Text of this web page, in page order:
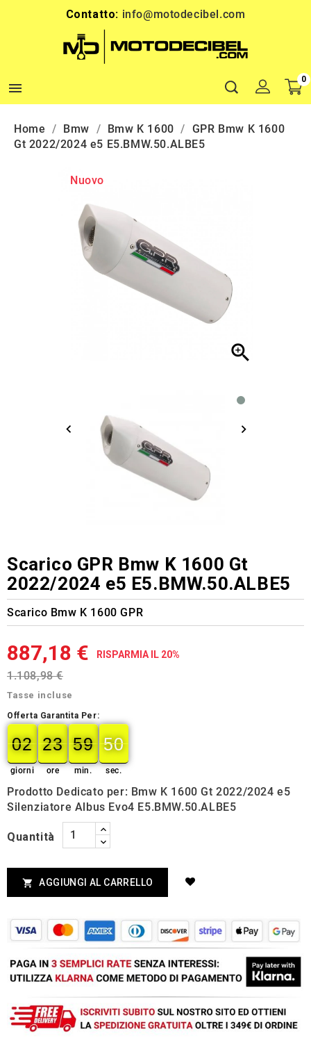
Contatto: info@motodecibel.com

0
Home Bmw Bmw K 1600
GPR Bmw K 1600
Gt 2022/2024 e5 E5.BMW.50.ALBE5
Nuovo

Scarico GPR Bmw K 1600 Gt
2022/2024 e5 E5.BMW.50.ALBE5
Scarico Bmw K 1600 GPR
887,18 € RISPARMIA IL 20%
1.108,98 €
Tasse incluse
Offerta Garantita Per:
02
02
00
giorni
23
23
00
ore
59
59
00
min.
49
49
50
sec.
Prodotto Dedicato per: Bmw K 1600 Gt 2022/2024 e5
Silenziatore Albus Evo4 E5.BMW.50.ALBE5
Quantità
 AGGIUNGI AL CARRELLO